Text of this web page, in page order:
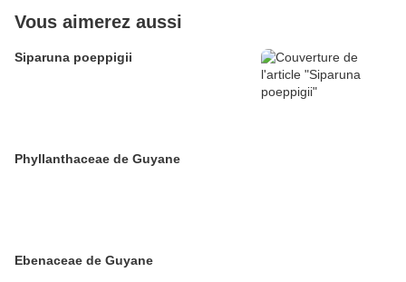
Vous aimerez aussi
Siparuna poeppigii
Phyllanthaceae de Guyane
Ebenaceae de Guyane